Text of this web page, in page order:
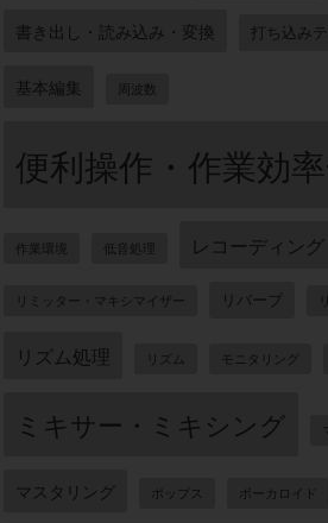
書き出し・読み込み・変換 打ち込み
基本編集 周波数
便利操作・作業効
作業環境 低音処理 レコーディング
リミッター・マキシマイザー リバーブ
リズム処理 リズム モニタリング
ミキサー・ミキシング
マスタリング ポップス ボーカロイド